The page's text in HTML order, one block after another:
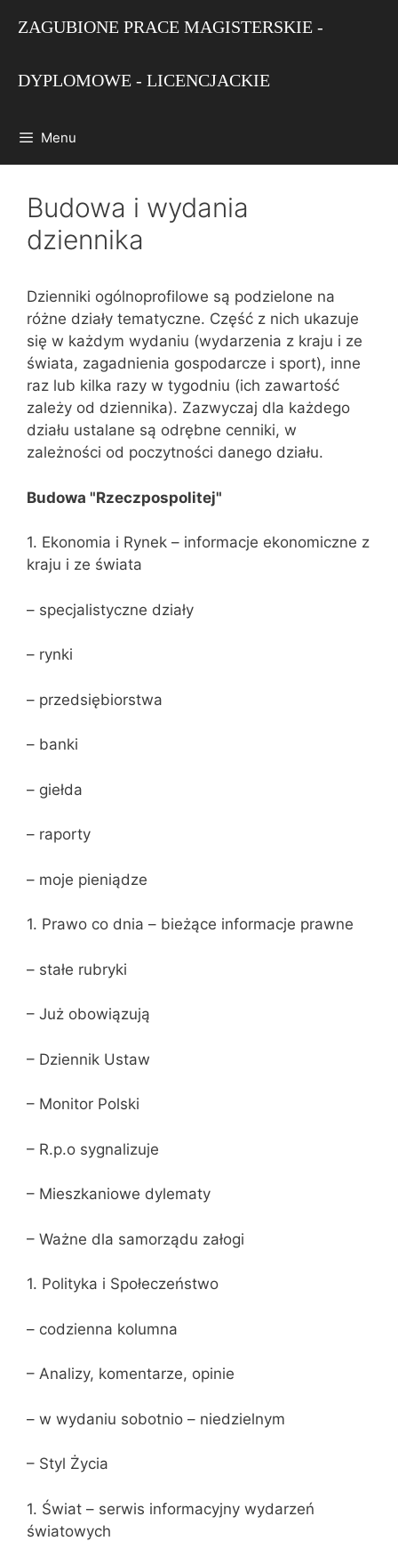
ZAGUBIONE PRACE MAGISTERSKIE -
DYPLOMOWE - LICENCJACKIE
Menu
Budowa i wydania
dziennika
Dzienniki ogólnoprofilowe są podzielone na
różne działy tematyczne. Część z nich ukazuje
się w każdym wydaniu (wydarzenia z kraju i ze
świata, zagadnienia gospodarcze i sport), inne
raz lub kilka razy w tygodniu (ich zawartość
zależy od dziennika). Zazwyczaj dla każdego
działu ustalane są odrębne cenniki, w
zależności od poczytności danego działu.
Budowa "Rzeczpospolitej"
1. Ekonomia i Rynek – informacje ekonomiczne z
kraju i ze świata
– specjalistyczne działy
– rynki
– przedsiębiorstwa
– banki
– giełda
– raporty
– moje pieniądze
1. Prawo co dnia – bieżące informacje prawne
– stałe rubryki
– Już obowiązują
– Dziennik Ustaw
– Monitor Polski
– R.p.o sygnalizuje
– Mieszkaniowe dylematy
– Ważne dla samorządu załogi
1. Polityka i Społeczeństwo
– codzienna kolumna
– Analizy, komentarze, opinie
– w wydaniu sobotnio – niedzielnym
– Styl Życia
1. Świat – serwis informacyjny wydarzeń
światowych